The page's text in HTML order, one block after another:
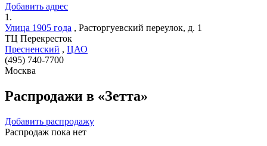
Добавить адрес
1.
Улица 1905 года , Расторгуевский переулок, д. 1
ТЦ Перекресток
Пресненский , ЦАО
(495) 740-7700
Москва
Распродажи в «Зетта»
Добавить распродажу
Распродаж пока нет